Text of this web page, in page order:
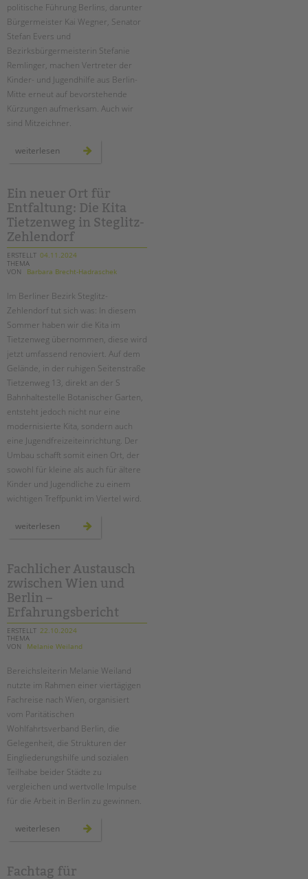
politische Führung Berlins, darunter
Bürgermeister Kai Wegner, Senator
Stefan Evers und
Bezirksbürgermeisterin Stefanie
Remlinger, machen Vertreter der
Kinder- und Jugendhilfe aus Berlin-
Mitte erneut auf bevorstehende
Kürzungen aufmerksam. Auch wir
sind Mitzeichner.
weiterlesen erneut
drohende
kinder-
und
jugendhilfe
–
ein
offener
brief
Ein neuer Ort für
Entfaltung: Die Kita
Tietzenweg in Steglitz-
Zehlendorf
ERSTELLT 04.11.2024
THEMA
VON
Barbara Brecht-Hadraschek
Im Berliner Bezirk Steglitz-
Zehlendorf tut sich was: In diesem
Sommer haben wir die Kita im
Tietzenweg übernommen, diese wird
jetzt umfassend renoviert. Auf dem
Gelände, in der ruhigen Seitenstraße
Tietzenweg 13, direkt an der S
Bahnhaltestelle Botanischer Garten,
entsteht jedoch nicht nur eine
modernisierte Kita, sondern auch
eine Jugendfreizeiteinrichtung. Der
Umbau schafft somit einen Ort, der
sowohl für kleine als auch für ältere
Kinder und Jugendliche zu einem
wichtigen Treffpunkt im Viertel wird.
weiterlesen
die
kita
tietzenweg
in
zehlendorf
Fachlicher Austausch
zwischen Wien und
Berlin –
Erfahrungsbericht
ERSTELLT 22.10.2024
THEMA
VON
Melanie Weiland
Bereichsleiterin Melanie Weiland
nutzte im Rahmen einer viertägigen
Fachreise nach Wien, organisiert
vom Paritätischen
Wohlfahrtsverband Berlin, die
Gelegenheit, die Strukturen der
Eingliederungshilfe und sozialen
Teilhabe beider Städte zu
vergleichen und wertvolle Impulse
für die Arbeit in Berlin zu gewinnen.
weiterlesen fachlicher
austausch
berlin
Fachtag für